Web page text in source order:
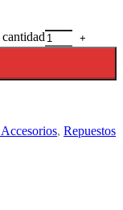
, Repuestos